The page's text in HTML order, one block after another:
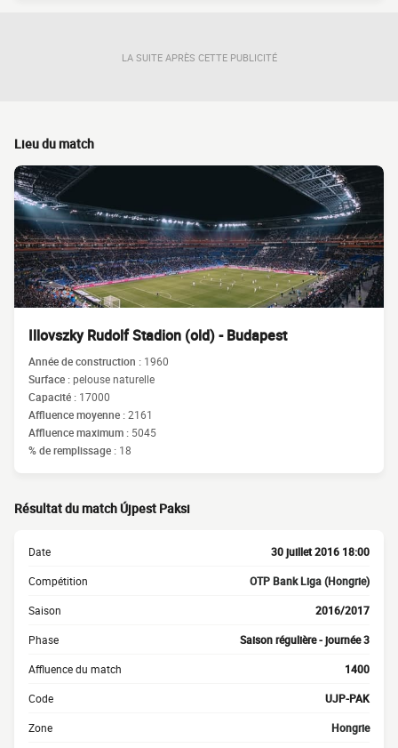
LA SUITE APRÈS CETTE PUBLICITÉ
Lieu du match
Illovszky Rudolf Stadion (old) - Budapest
Année de construction : 1960
Surface :pelouse naturelle
Capacité : 17000
Affluence moyenne :2161
Affluence maximum : 5045
% de remplissage : 18
Résultat du match Újpest Paksi
Date 30 juillet 2016 18:00
Compétition OTP Bank Liga (Hongrie)
Saison 2016/2017
Phase Saison régulière - journée 3
Affluence du match 1400
Code UJP-PAK
Zone Hongrie